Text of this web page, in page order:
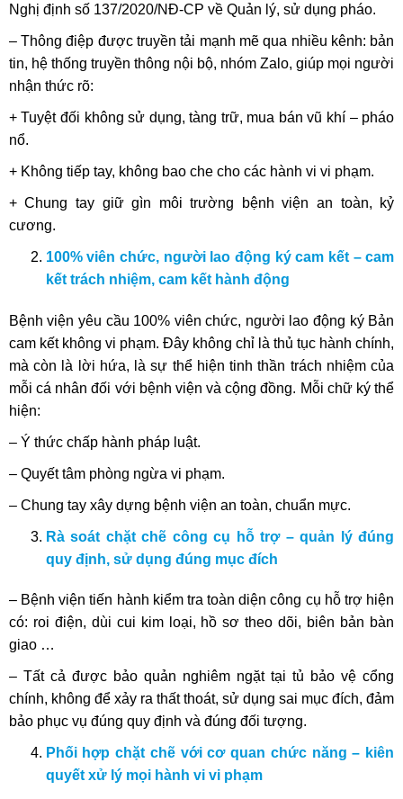
Nghị định số 137/2020/NĐ-CP về Quản lý, sử dụng pháo.
– Thông điệp được truyền tải mạnh mẽ qua nhiều kênh: bản
tin, hệ thống truyền thông nội bộ, nhóm Zalo, giúp mọi người
nhận thức rõ:
+ Tuyệt đối không sử dụng, tàng trữ, mua bán vũ khí – pháo
nổ.
+ Không tiếp tay, không bao che cho các hành vi vi phạm.
+ Chung tay giữ gìn môi trường bệnh viện an toàn, kỷ
cương.
100% viên chức, người lao động ký cam kết – cam
kết trách nhiệm, cam kết hành động
Bệnh viện yêu cầu 100% viên chức, người lao động ký Bản
cam kết không vi phạm. Đây không chỉ là thủ tục hành chính,
mà còn là lời hứa, là sự thể hiện tinh thần trách nhiệm của
mỗi cá nhân đối với bệnh viện và cộng đồng. Mỗi chữ ký thể
hiện:
– Ý thức chấp hành pháp luật.
– Quyết tâm phòng ngừa vi phạm.
– Chung tay xây dựng bệnh viện an toàn, chuẩn mực.
Rà soát chặt chẽ công cụ hỗ trợ – quản lý đúng
quy định, sử dụng đúng mục đích
– Bệnh viện tiến hành kiểm tra toàn diện công cụ hỗ trợ hiện
có: roi điện, dùi cui kim loại, hồ sơ theo dõi, biên bản bàn
giao …
– Tất cả được bảo quản nghiêm ngặt tại tủ bảo vệ cổng
chính, không để xảy ra thất thoát, sử dụng sai mục đích, đảm
bảo phục vụ đúng quy định và đúng đối tượng.
Phối hợp chặt chẽ với cơ quan chức năng – kiên
quyết xử lý mọi hành vi vi phạm